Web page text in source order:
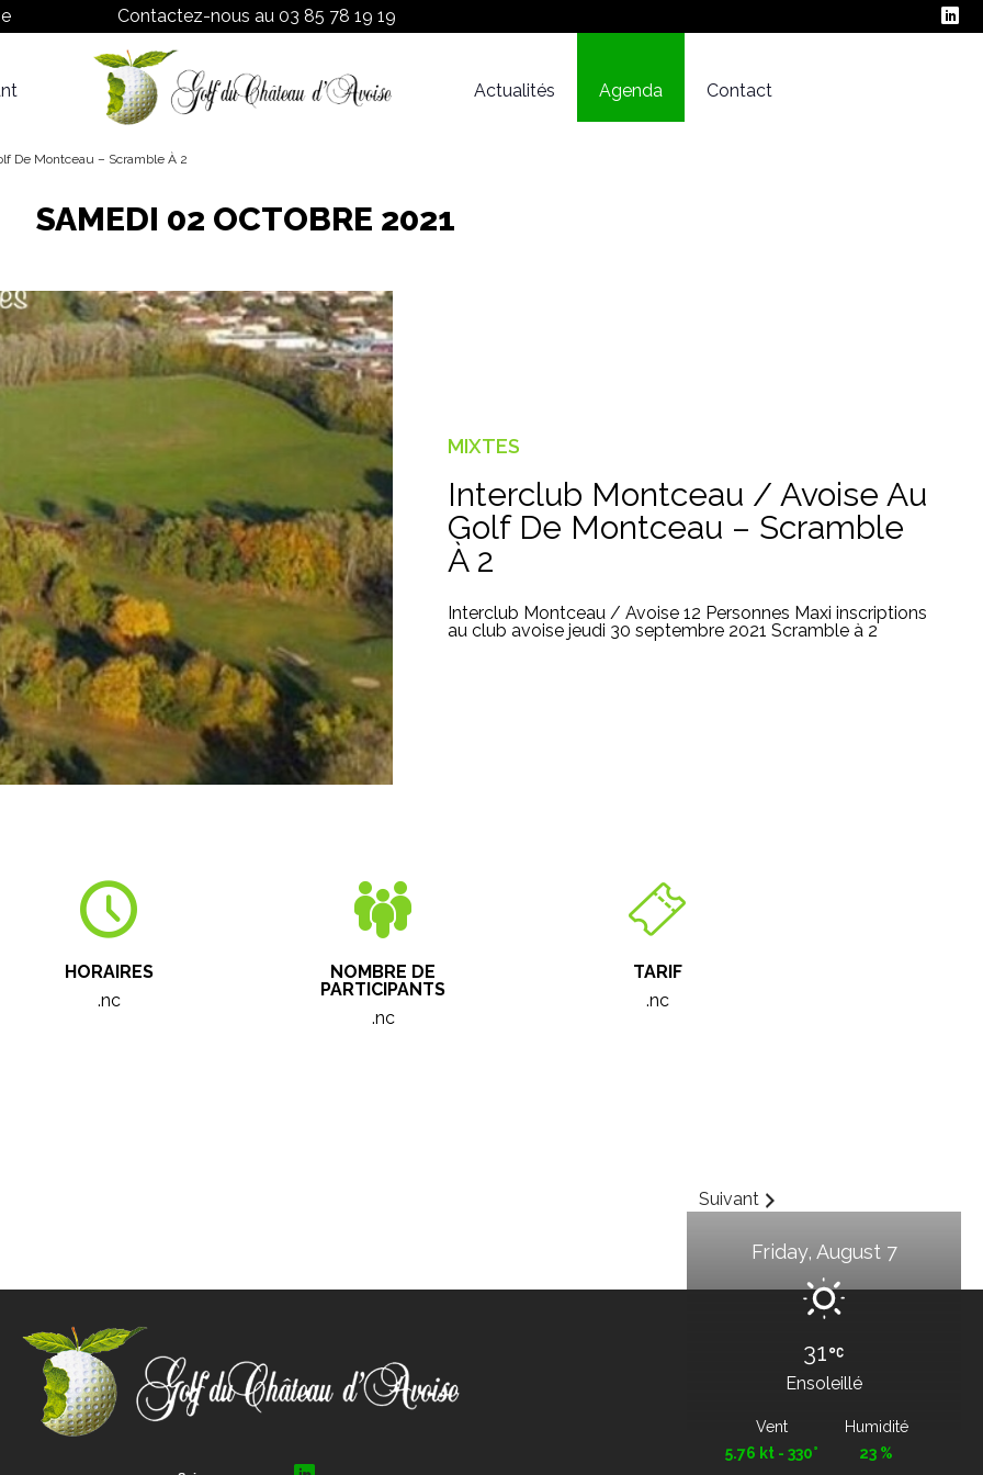
Contactez-nous au 03 85 78 19 19
Tarifs
Actualités Agenda Contact
De Montceau – Scramble À 2
SAMEDI 02 OCTOBRE 2021
MIXTES
Interclub Montceau / Avoise Au
Golf De Montceau – Scramble
À 2
Interclub Montceau / Avoise 12 Personnes Maxi inscriptions
au club avoise jeudi 30 septembre 2021 Scramble à 2
HORAIRES
.nc
NOMBRE DE
PARTICIPANTS
.nc
TARIF
.nc
Suivant
Friday, August 7
31
Ensoleillé
Vent
5.76 kt - 330°
Humidité
23 %